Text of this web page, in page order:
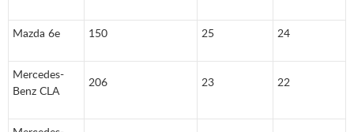
Mazda 6e 150 25 24
Mercedes-
Benz CLA
206 23 22